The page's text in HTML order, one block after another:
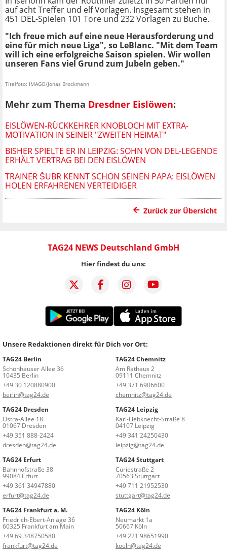
auf acht Treffer und elf Vorlagen. Insgesamt stehen in
451 DEL-Spielen 101 Tore und 232 Vorlagen zu Buche.
"Ich freue mich auf eine neue Herausforderung und
eine für mich neue Liga", so LeBlanc. "Mit dem Team
will ich eine erfolgreiche Saison spielen. Wir wollen
unseren Fans viel Grund zum Jubeln geben."
Titelfoto: IMAGO/Jonas Brockmann
Mehr zum Thema Dresdner Eislöwen:
EISLÖWEN-RÜCKKEHRER KNOBLOCH MIT EXTRA-
MOTIVATION IN SEINER "ZWEITEN HEIMAT"
BISHER SPIELTE ER IN LEIPZIG: SOHN VON DEL-LEGENDE
ERHÄLT VERTRAG BEI DEN EISLÖWEN
TRAINER ŠUBR KENNT SCHON SEINEN PAPA: EISLÖWEN
HOLEN ERFAHRENEN VERTEIDIGER
Zurück zur Übersicht
TAG24 NEWS Deutschland GmbH
Hier findest du uns:
Unsere Redaktionen direkt für Dich vor Ort:
TAG24 Berlin
Schönhauser Allee 36
10435 Berlin
+49 30 120880900
berlin@tag24.de
TAG24 Chemnitz
Am Rathaus 2
09111 Chemnitz
+49 371 6906600
chemnitz@tag24.de
TAG24 Dresden
Ostra-Allee 18
01067 Dresden
+49 351 888-2424
dresden@tag24.de
TAG24 Leipzig
Karl-Liebknecht-Straße 8
04107 Leipzig
+49 341 24250430
leipzig@tag24.de
TAG24 Erfurt
Bahnhofstraße 38
99084 Erfurt
+49 361 34947880
erfurt@tag24.de
TAG24 Stuttgart
Curiestraße 2
70563 Stuttgart
+49 711 21952530
stuttgart@tag24.de
TAG24 Frankfurt a. M.
Friedrich-Ebert-Anlage 36
60325 Frankfurt am Main
+49 69 348750580
frankfurt@tag24.de
TAG24 Köln
Neumarkt 1a
50667 Köln
+49 221 98651990
koeln@tag24.de